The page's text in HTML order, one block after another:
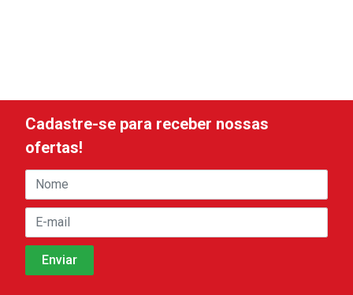
Cadastre-se para receber nossas
ofertas!